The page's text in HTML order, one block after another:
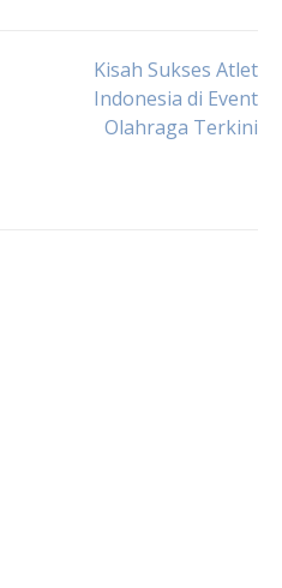
Kisah Sukses Atlet
Indonesia di Event
Olahraga Terkini